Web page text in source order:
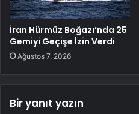
İran Hürmüz Boğazı’nda 25
Gemiyi Geçişe İzin Verdi
Ağustos 7, 2026
Bir yanıt yazın